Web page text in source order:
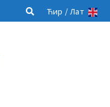
Ћир /Лат